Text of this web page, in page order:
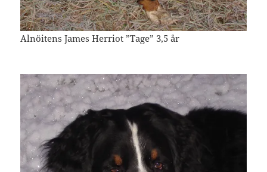
Alnöitens James Herriot ”Tage” 3,5 år